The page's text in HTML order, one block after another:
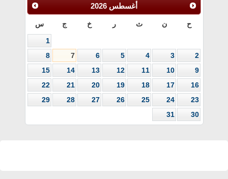
أغسطس 2026
ح ن ث ر خ ج س
1
2
3
4
5
6
7
8
9
10
11
12
13
14
15
16
17
18
19
20
21
22
23
24
25
26
27
28
29
30
31